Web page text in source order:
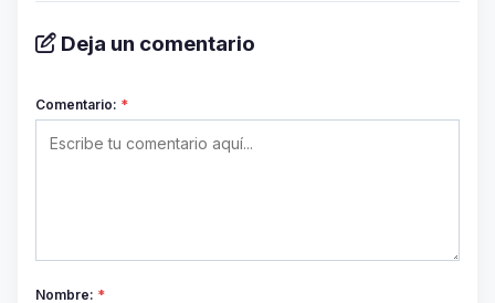
Deja un comentario
Comentario: *
Nombre: *